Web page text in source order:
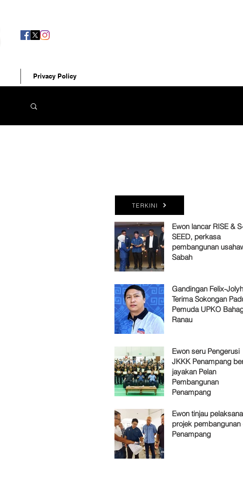
TERKINI
Ewon lancar RISE &
SEED, perkasa
pembangunan
Sabah
Gandingan Felix-
Terima Sokongan
Pemuda UPKO
Ranau
Ewon seru Pengerusi
JKKK Penampang
jayakan Pelan
Pembangunan
Penampang
Ewon tinjau
projek pembangunan
Penampang
Privacy Policy